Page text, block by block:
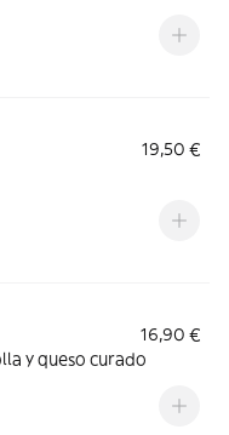
19,50 €
16,90 €
y queso curado